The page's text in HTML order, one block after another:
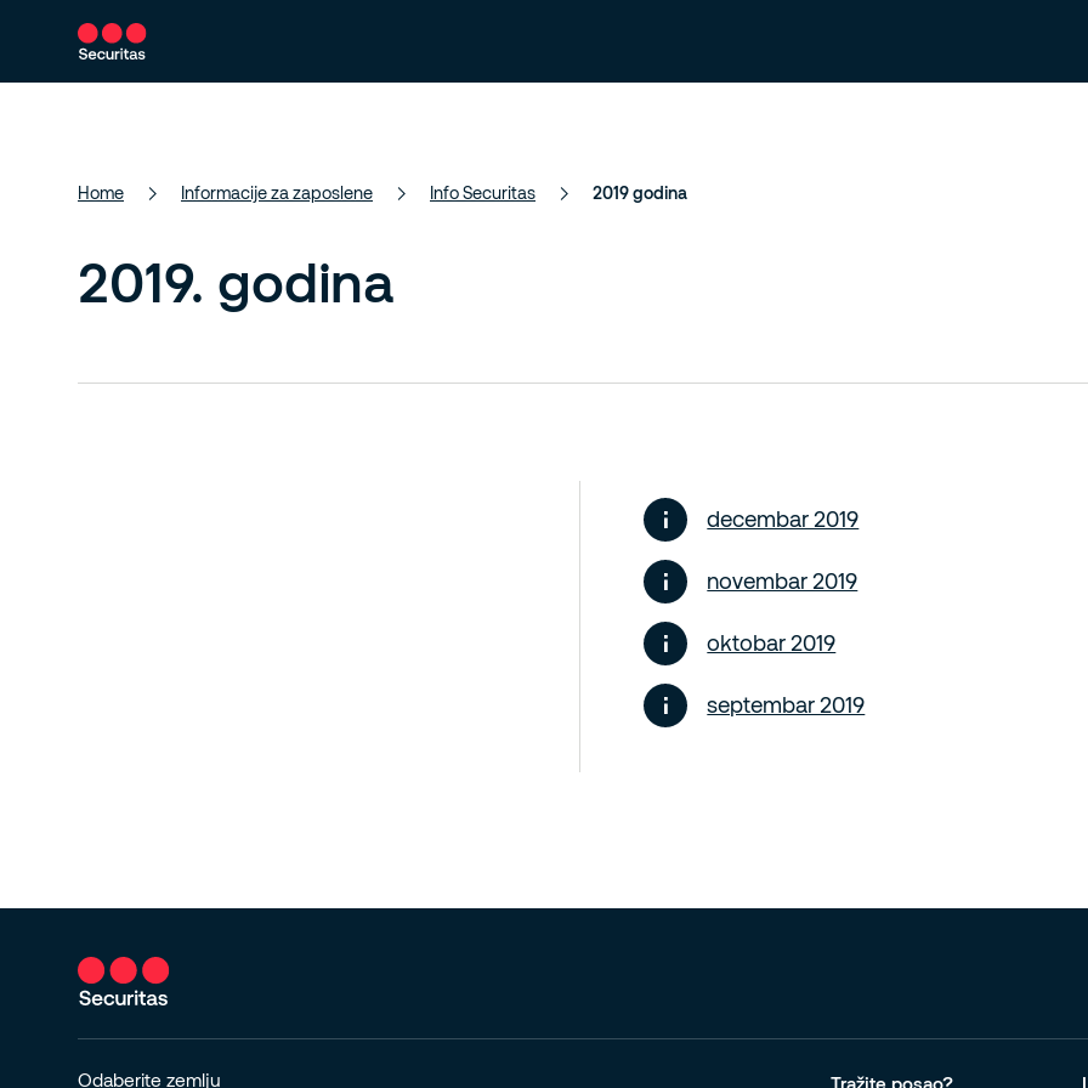
Usluge Naša rješenja O nama Tražite posao? Informacije za zaposlene
Home Informacije za zaposlene Info Securitas 2019 godina
2019. godina
decembar 2019
novembar 2019
oktobar 2019
septembar 2019
Odaberite zemlju Tražite posao?